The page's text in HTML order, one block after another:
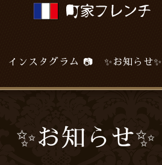
スタグラム 📷 ✨お知らせ✨
✨お知らせ✨